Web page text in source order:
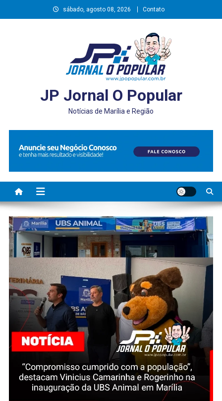
to
sábado, agosto 08, 2026 Contato
JP Jornal O Popular
Notícias de Marília e Região